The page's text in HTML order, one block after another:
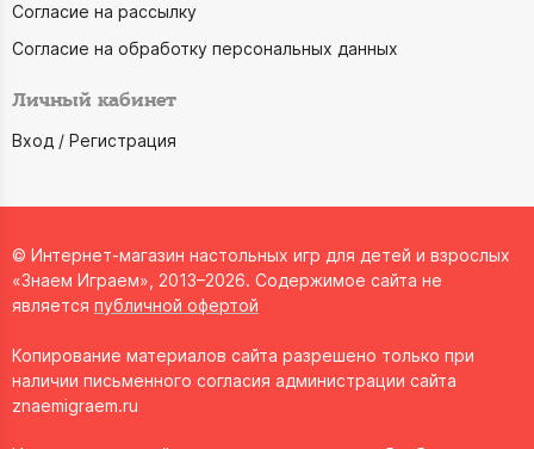
Согласие на рассылку
Согласие на обработку персональных данных
Личный кабинет
Вход / Регистрация
© Интернет-магазин настольных игр для детей и взрослых
«Знаем Играем», 2013–2026. Содержимое сайта не
является публичной офертой
Копирование материалов сайта разрешено только при
наличии письменного согласия администрации сайта
znaemigraem.ru